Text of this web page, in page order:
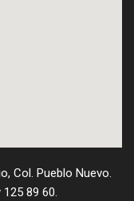
Col. Pueblo Nuevo.
89 60.